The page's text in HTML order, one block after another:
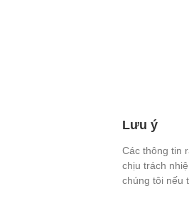
Lưu ý
Các thông tin
chịu trách
chúng tôi nếu